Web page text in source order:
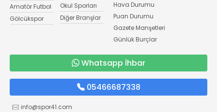
Amatör Futbol
Gölcükspor
Okul Sporları
Diğer Branşlar
Hava Durumu
Puan Durumu
Gazete Manşetleri
Günlük Burçlar
Whatsapp İhbar
05466687338
info@spor41.com